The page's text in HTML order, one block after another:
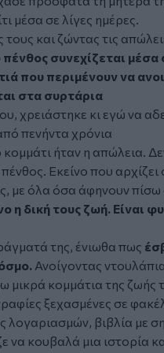
μέσα σε λίγες ημέρες.
τους και ζώντας τις
πένθος συνεχίζεται μέσα
που περιμένουν να
στα συρτάρια
χρειάστηκε κι εγώ να
πενήντα χρόνια
ήταν η απώλεια.
Εκείνο που
με όλα όσα άφηνουν πίσω
η δική τους ζωή. Είναι
της, ένιωθα πως
Ανοίγοντας
μικρά κομμάτια της ζωής
ξεχασμένες σε
λογαριασμών, βιβλία με
να κουβαλά μια ιστορία